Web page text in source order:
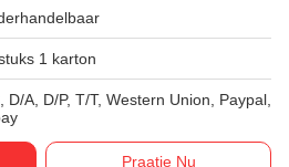
1 karton
D/A, D/P, T/T, Western Union, Paypal,
Praatje Nu